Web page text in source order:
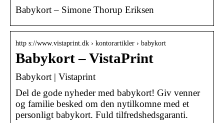
Babykort – Simone Thorup Eriksen
http s://www.vistaprint.dk › kontorartikler › babykort
Babykort – VistaPrint
Babykort | Vistaprint
Del de gode nyheder med babykort! Giv venner
og familie besked om den nytilkomne med et
personligt babykort. Fuld tilfredshedsgaranti.